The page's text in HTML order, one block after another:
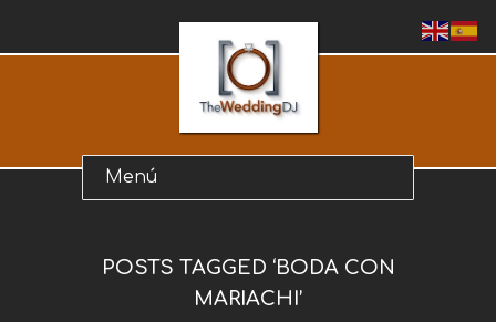
POSTS TAGGED ‘BODA CON
MARIACHI’